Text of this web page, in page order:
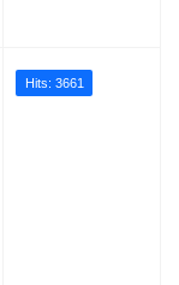
Hits: 3661